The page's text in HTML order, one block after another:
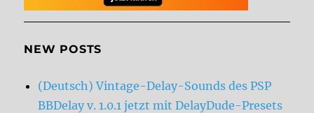
NEW POSTS
(Deutsch) Vintage-Delay-Sounds des PSP
BBDelay v. 1.0.1 jetzt mit DelayDude-Presets